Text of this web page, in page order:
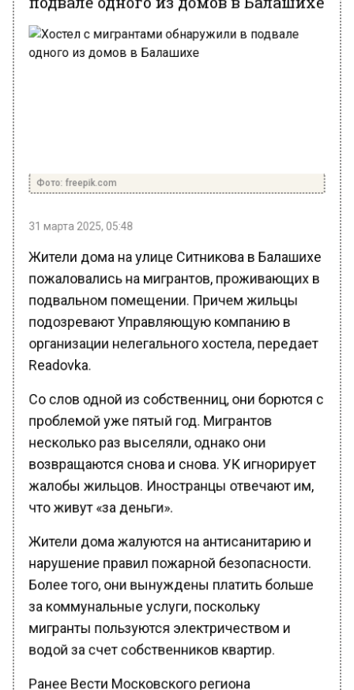
Жители дома на улице Ситникова в Балашихе
пожаловались на мигрантов, проживающих в
подвальном помещении. Причем жильцы
подозревают Управляющую компанию в
организации нелегального хостела, передает
Readovka.
Со слов одной из собственниц, они борются с
проблемой уже пятый год. Мигрантов
несколько раз выселяли, однако они
возвращаются снова и снова. УК игнорирует
жалобы жильцов. Иностранцы отвечают им,
что живут «за деньги».
Жители дома жалуются на антисанитарию и
нарушение правил пожарной безопасности.
Более того, они вынуждены платить больше
за коммунальные услуги, поскольку
мигранты пользуются электричеством и
водой за счет собственников квартир.
Ранее Вести Московского региона